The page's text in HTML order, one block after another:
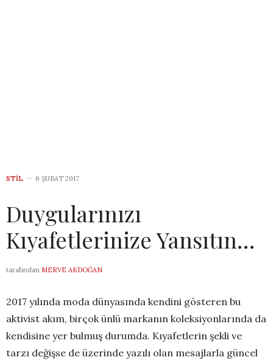
STIL 6 ŞUBAT 2017
Duygularınızı
Kıyafetlerinize Yansıtın…
tarafından MERVE AKDOĞAN
2017 yılında moda dünyasında kendini gösteren bu
aktivist akım, birçok ünlü markanın koleksiyonlarında da
kendisine yer bulmuş durumda. Kıyafetlerin şekli ve
tarzı değişse de üzerinde yazılı olan mesajlarla güncel